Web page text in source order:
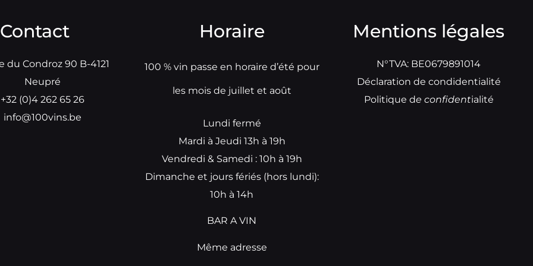
Contact
du Condroz 90 B-4121
Neupré
+32 (0)4 262 65 26
info@100vins.be
Horaire
100 % vin passe en horaire d’été pour
les mois de juillet et août
Lundi fermé
Mardi à Jeudi 13h à 19h
Vendredi & Samedi : 10h à 19h
Dimanche et jours fériés (hors lundi):
10h à 14h
BAR A VIN
Même adresse
Mentions légales
N°TVA: BE0679891014
Déclaration de condidentialité
Politique de confidentialité